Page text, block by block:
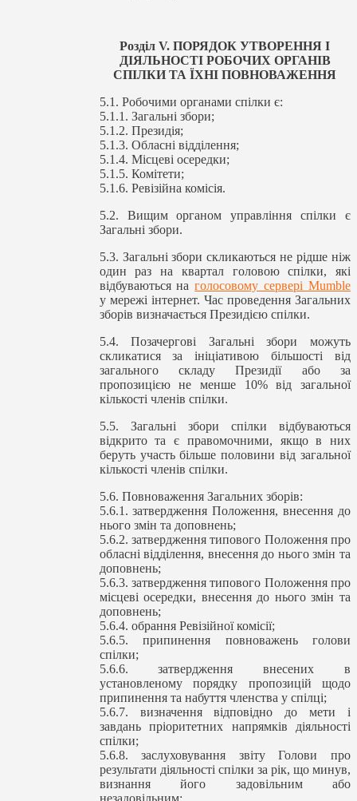
Розділ V.ПОРЯДОК УТВОРЕННЯ І
ДІЯЛЬНОСТІ РОБОЧИХ ОРГАНІВ
СПІЛКИ ТА ЇХНІ ПОВНОВАЖЕННЯ
5.1. Робочими органами спілки є:
5.1.1. Загальні збори;
5.1.2. Президія;
5.1.3. Обласні відділення;
5.1.4. Місцеві осередки;
5.1.5. Комітети;
5.1.6. Ревізійна комісія.
5.2. Вищим органом управління спілки є
Загальні збори.
5.3. Загальні збори скликаються не рідше ніж
один раз на квартал головою спілки, які
відбуваються наголосовому сервері Mumble
у мережі інтернет. Час проведення Загальних
зборів визначається Президією спілки.
5.4. Позачергові Загальні збори можуть
скликатися за ініціативою більшості від
загального складу Президії або за
пропозицією не менше 10% від загальної
кількості членів спілки.
5.5. Загальні збори спілки відбуваються
відкрито та є правомочними, якщо в них
беруть участь більше половини від загальної
кількості членів спілки.
5.6. Повноваження Загальних зборів:
5.6.1. затвердження Положення, внесення до
нього змін та доповнень;
5.6.2. затвердження типового Положення про
обласні відділення, внесення до нього змін та
доповнень;
5.6.3. затвердження типового Положення про
місцеві осередки, внесення до нього змін та
доповнень;
5.6.4. обрання Ревізійної комісії;
5.6.5. припинення повноважень голови
спілки;
5.6.6. затвердження внесених в
установленому порядку пропозицій щодо
припинення та набуття членства у спілці;
5.6.7. визначення відповідно до мети і
завдань пріоритетних напрямків діяльності
спілки;
5.6.8. заслуховування звіту Голови про
результати діяльності спілки за рік, що минув,
визнання його задовільним або
незадовільним;